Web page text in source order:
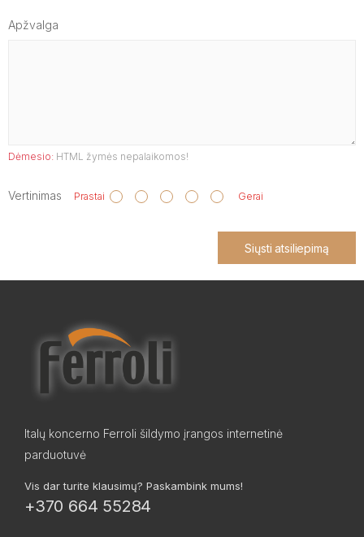
Apžvalga
Dėmesio: HTML žymės nepalaikomos!
Vertinimas Prastai Gerai
Siųsti atsiliepimą
Italų koncerno Ferroli šildymo įrangos internetinė
parduotuvė
Vis dar turite klausimų? Paskambink mums!
+370 664 55284